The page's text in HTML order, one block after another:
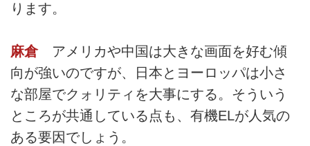
ります。
麻倉アメリカや中国は大きな画面を好む傾
向が強いのですが、日本とヨーロッパは小さ
な部屋でクォリティを大事にする。そういう
ところが共通している点も、有機ELが人気の
ある要因でしょう。